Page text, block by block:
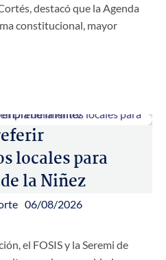
destacó que la Agenda
constitucional, mayor
locales para
la Niñez
06/08/2026
el FOSIS y la Seremi de